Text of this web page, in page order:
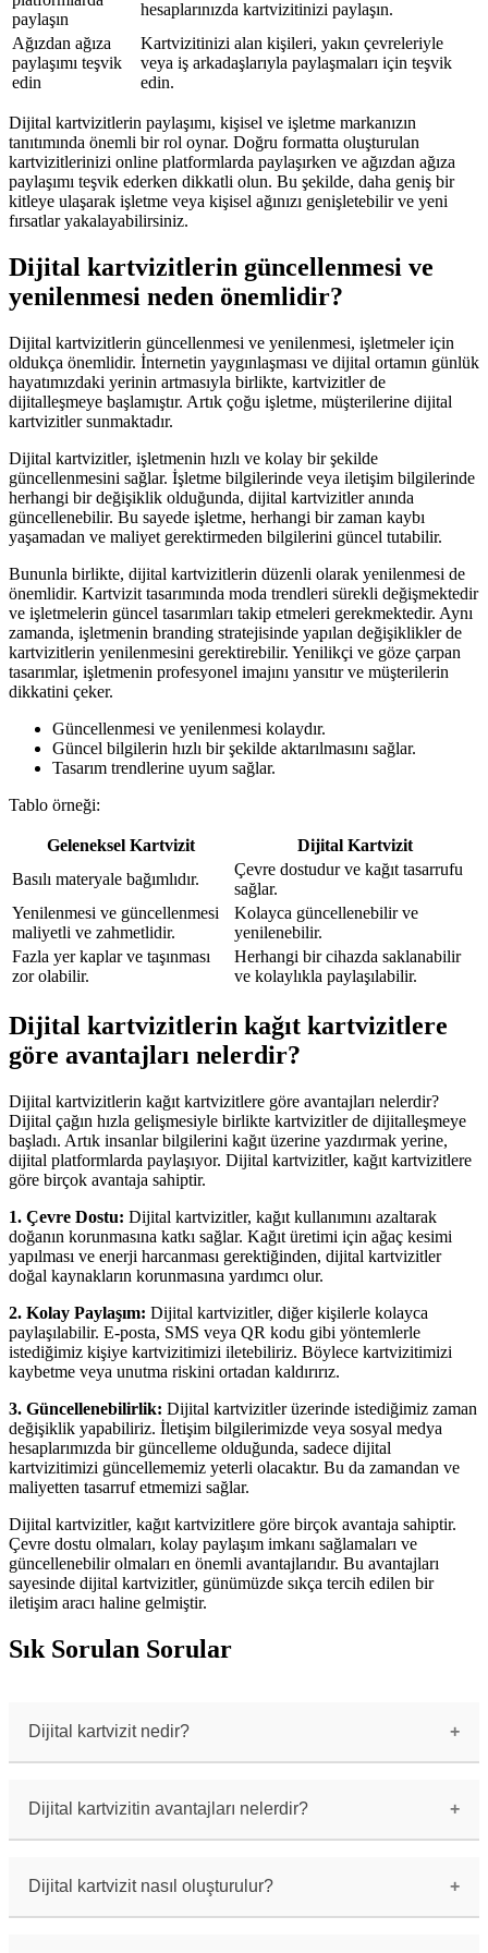
paylaşın
hesaplarınızda kartvizitinizi paylaşın.
Ağızdan ağıza
paylaşımı teşvik
edin
Kartvizitinizi alan kişileri, yakın çevreleriyle
veya iş arkadaşlarıyla paylaşmaları için teşvik
edin.
Dijital kartvizitlerin paylaşımı, kişisel ve işletme markanızın
tanıtımında önemli bir rol oynar. Doğru formatta oluşturulan
kartvizitlerinizi online platformlarda paylaşırken ve ağızdan ağıza
paylaşımı teşvik ederken dikkatli olun. Bu şekilde, daha geniş bir
kitleye ulaşarak işletme veya kişisel ağınızı genişletebilir ve yeni
fırsatlar yakalayabilirsiniz.
Dijital kartvizitlerin güncellenmesi ve
yenilenmesi neden önemlidir?
Dijital kartvizitlerin güncellenmesi ve yenilenmesi, işletmeler için
oldukça önemlidir. İnternetin yaygınlaşması ve dijital ortamın günlük
hayatımızdaki yerinin artmasıyla birlikte, kartvizitler de
dijitalleşmeye başlamıştır. Artık çoğu işletme, müşterilerine dijital
kartvizitler sunmaktadır.
Dijital kartvizitler, işletmenin hızlı ve kolay bir şekilde
güncellenmesini sağlar. İşletme bilgilerinde veya iletişim bilgilerinde
herhangi bir değişiklik olduğunda, dijital kartvizitler anında
güncellenebilir. Bu sayede işletme, herhangi bir zaman kaybı
yaşamadan ve maliyet gerektirmeden bilgilerini güncel tutabilir.
Bununla birlikte, dijital kartvizitlerin düzenli olarak yenilenmesi de
önemlidir. Kartvizit tasarımında moda trendleri sürekli değişmektedir
ve işletmelerin güncel tasarımları takip etmeleri gerekmektedir. Aynı
zamanda, işletmenin branding stratejisinde yapılan değişiklikler de
kartvizitlerin yenilenmesini gerektirebilir. Yenilikçi ve göze çarpan
tasarımlar, işletmenin profesyonel imajını yansıtır ve müşterilerin
dikkatini çeker.
Güncellenmesi ve yenilenmesi kolaydır.
Güncel bilgilerin hızlı bir şekilde aktarılmasını sağlar.
Tasarım trendlerine uyum sağlar.
Tablo örneği:
Geleneksel Kartvizit
Dijital Kartvizit
Basılı materyale bağımlıdır.
Çevre dostudur ve kağıt tasarrufu
sağlar.
Yenilenmesi ve güncellenmesi
maliyetli ve zahmetlidir.
Kolayca güncellenebilir ve
yenilenebilir.
Fazla yer kaplar ve taşınması
zor olabilir.
Herhangi bir cihazda saklanabilir
ve kolaylıkla paylaşılabilir.
Dijital kartvizitlerin kağıt kartvizitlere
göre avantajları nelerdir?
Dijital kartvizitlerin kağıt kartvizitlere göre avantajları nelerdir?
Dijital çağın hızla gelişmesiyle birlikte kartvizitler de dijitalleşmeye
başladı. Artık insanlar bilgilerini kağıt üzerine yazdırmak yerine,
dijital platformlarda paylaşıyor. Dijital kartvizitler, kağıt kartvizitlere
göre birçok avantaja sahiptir.
1. Çevre Dostu: Dijital kartvizitler, kağıt kullanımını azaltarak
doğanın korunmasına katkı sağlar. Kağıt üretimi için ağaç kesimi
yapılması ve enerji harcanması gerektiğinden, dijital kartvizitler
doğal kaynakların korunmasına yardımcı olur.
2. Kolay Paylaşım: Dijital kartvizitler, diğer kişilerle kolayca
paylaşılabilir. E-posta, SMS veya QR kodu gibi yöntemlerle
istediğimiz kişiye kartvizitimizi iletebiliriz. Böylece kartvizitimizi
kaybetme veya unutma riskini ortadan kaldırırız.
3. Güncellenebilirlik: Dijital kartvizitler üzerinde istediğimiz zaman
değişiklik yapabiliriz. İletişim bilgilerimizde veya sosyal medya
hesaplarımızda bir güncelleme olduğunda, sadece dijital
kartvizitimizi güncellememiz yeterli olacaktır. Bu da zamandan ve
maliyetten tasarruf etmemizi sağlar.
Dijital kartvizitler, kağıt kartvizitlere göre birçok avantaja sahiptir.
Çevre dostu olmaları, kolay paylaşım imkanı sağlamaları ve
güncellenebilir olmaları en önemli avantajlarıdır. Bu avantajları
sayesinde dijital kartvizitler, günümüzde sıkça tercih edilen bir
iletişim aracı haline gelmiştir.
Sık Sorulan Sorular
Dijital kartvizit nedir?
paylaşılan bir versiyonudur.
Dijital kartvizitin avantajları nelerdir?
kodları ve sosyal medya bağlantıları gibi
interaktif özellikler içerebilir.
Dijital kartvizit nasıl oluşturulur?